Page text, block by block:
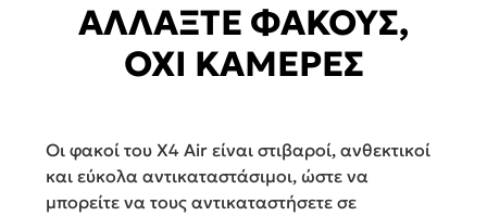
ΑΛΛΑΞΤΕ ΦΑΚΟΥΣ,
ΟΧΙ ΚΑΜΕΡΕΣ
Οι φακοί του X4 Air είναι στιβαροί, ανθεκτικοί
και εύκολα αντικαταστάσιμοι, ώστε να
μπορείτε να τους αντικαταστήσετε σε